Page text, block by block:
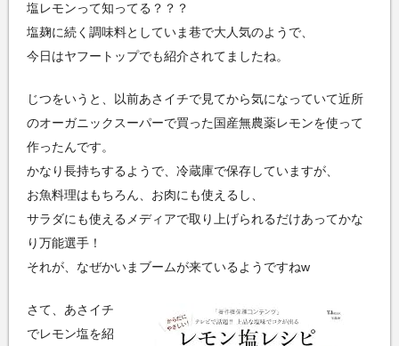
塩レモンって知ってる？？？
塩麹に続く調味料としていま巷で大人気のようで、
今日はヤフートップでも紹介されてましたね。
じつをいうと、以前あさイチで見てから気になっていて近所
のオーガニックスーパーで買った国産無農薬レモンを使って
作ったんです。
かなり長持ちするようで、冷蔵庫で保存していますが、
お魚料理はもちろん、お肉にも使えるし、
サラダにも使えるメディアで取り上げられるだけあってかな
り万能選手！
それが、なぜかいまブームが来ているようですねw
さて、あさイチ
でレモン塩を紹